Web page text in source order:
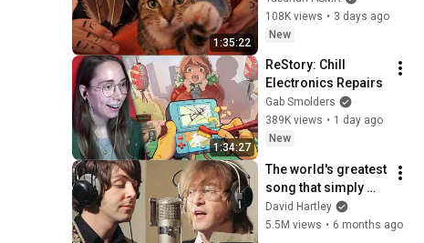
1:35:22
Purring & Reiki for
Sleep & Stress
108K views • 3 days ago
New
1:34:27
ReStory: Chill
Electronics Repairs
Gab Smolders
389K views • 1 day ago
New
The world's greatest
song that simply
shouldn't exist
David Hartley
5.5M views • 6 months ago